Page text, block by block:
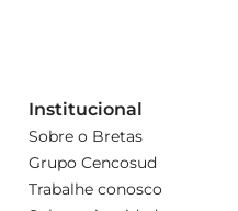
Institucional
Sobre o Bretas
Grupo Cencosud
Trabalhe conosco